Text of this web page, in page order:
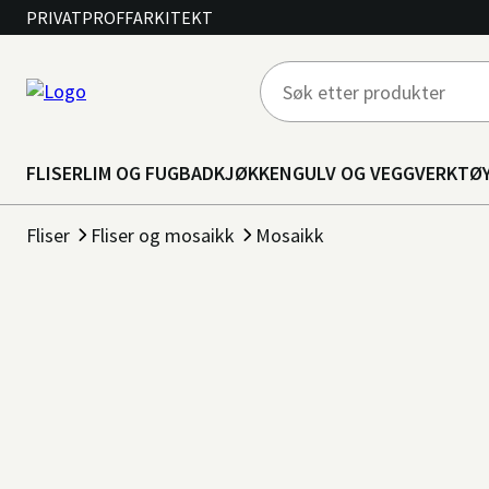
PRIVATPROFFARKITEKT
FLISERLIM OG FUGBADKJØKKENGULV OG VEGG
Fliser Fliser og mosaikk Mosaikk